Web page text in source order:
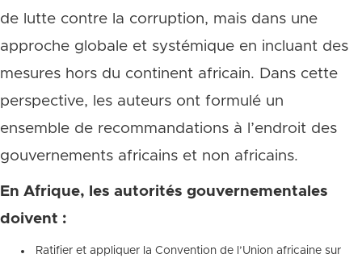
de lutte contre la corruption, mais dans une
approche globale et systémique en incluant des
mesures hors du continent africain. Dans cette
perspective, les auteurs ont formulé un
ensemble de recommandations à l’endroit des
gouvernements africains et non africains.
En Afrique, les autorités gouvernementales
doivent :
 Ratifier et appliquer la Convention de l’Union africaine sur